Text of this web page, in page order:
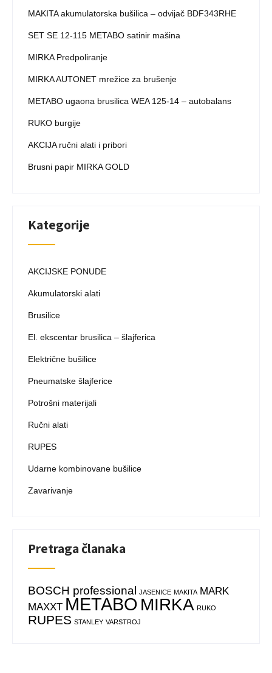
MAKITA akumulatorska bušilica – odvijač BDF343RHE
SET SE 12-115 METABO satinir mašina
MIRKA Predpoliranje
MIRKA AUTONET mrežice za brušenje
METABO ugaona brusilica WEA 125-14 – autobalans
RUKO burgije
AKCIJA ručni alati i pribori
Brusni papir MIRKA GOLD
Kategorije
AKCIJSKE PONUDE
Akumulatorski alati
Brusilice
El. ekscentar brusilica – šlajferica
Električne bušilice
Pneumatske šlajferice
Potrošni materijali
Ručni alati
RUPES
Udarne kombinovane bušilice
Zavarivanje
Pretraga članaka
BOSCH professional JASENICE MAKITA MARK
MAXXT METABO MIRKA RUKO
RUPES STANLEY VARSTROJ